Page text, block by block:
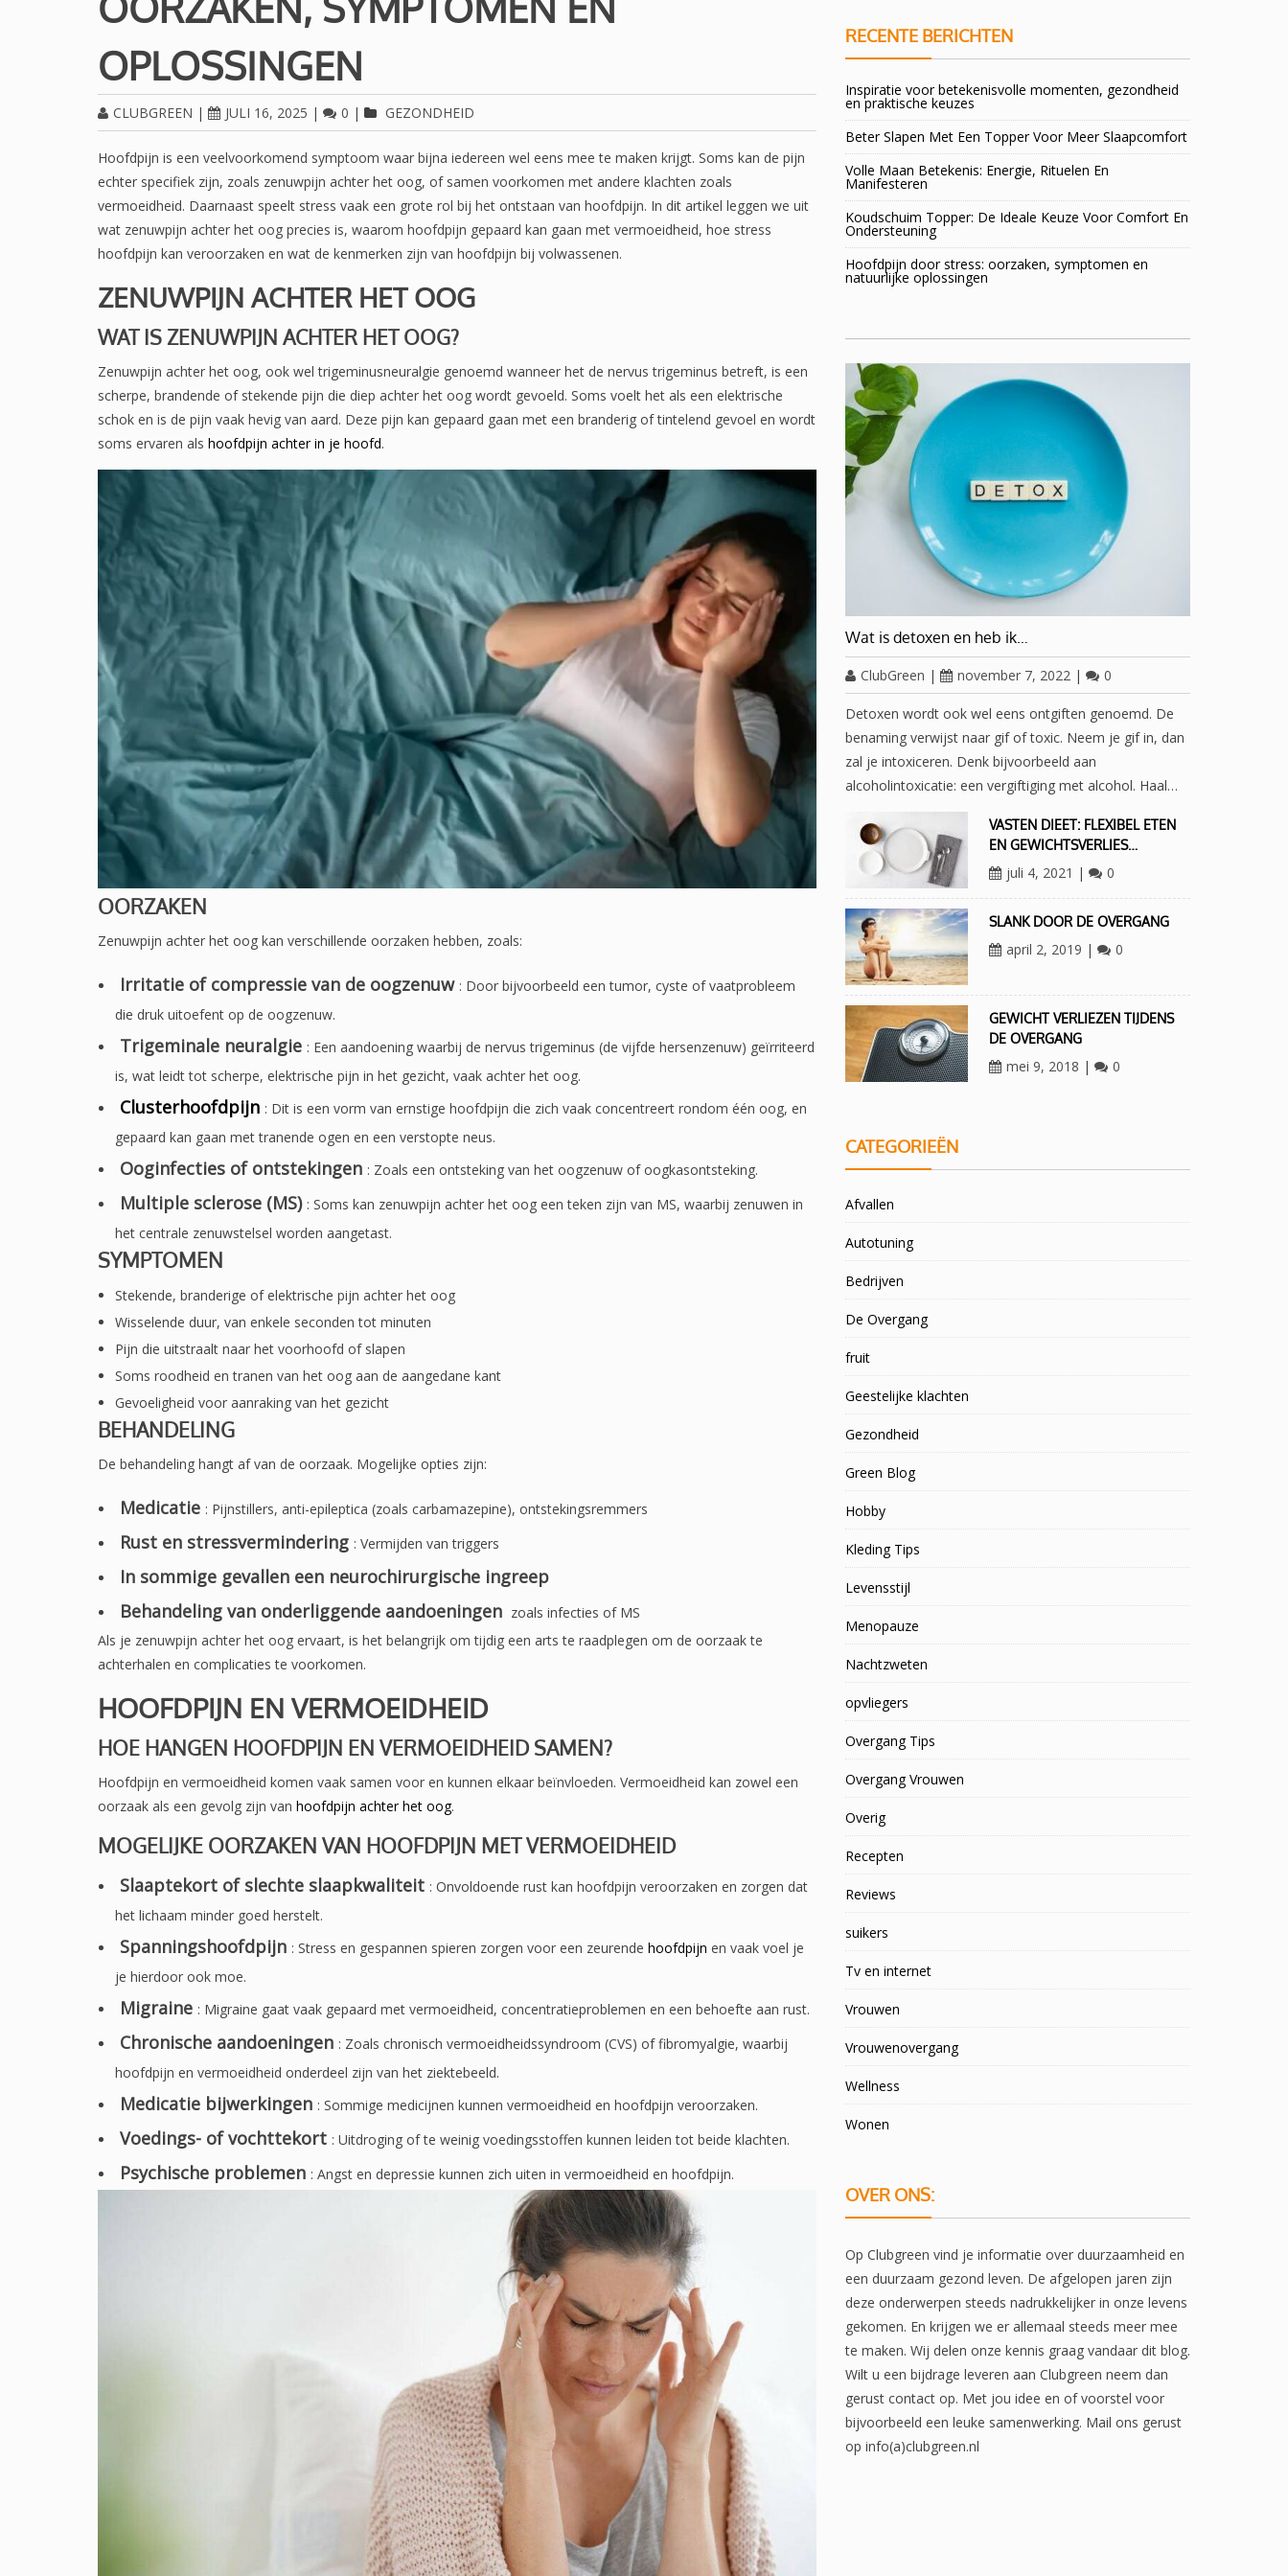
OPLOSSINGEN
CLUBGREEN | JULI 16, 2025 | 0 | GEZONDHEID
Hoofdpijn is een veelvoorkomend symptoom waar bijna iedereen wel eens mee te maken krijgt. Soms kan de pijn
echter specifiek zijn, zoals zenuwpijn achter het oog, of samen voorkomen met andere klachten zoals
vermoeidheid. Daarnaast speelt stress vaak een grote rol bij het ontstaan van hoofdpijn. In dit artikel leggen we uit
wat zenuwpijn achter het oog precies is, waarom hoofdpijn gepaard kan gaan met vermoeidheid, hoe stress
hoofdpijn kan veroorzaken en wat de kenmerken zijn van hoofdpijn bij volwassenen.
ZENUWPIJN ACHTER HET OOG
WAT IS ZENUWPIJN ACHTER HET OOG?
Zenuwpijn achter het oog, ook wel trigeminusneuralgie genoemd wanneer het de nervus trigeminus betreft, is een
scherpe, brandende of stekende pijn die diep achter het oog wordt gevoeld. Soms voelt het als een elektrische
schok en is de pijn vaak hevig van aard. Deze pijn kan gepaard gaan met een branderig of tintelend gevoel en wordt
soms ervaren als hoofdpijn achter in je hoofd.
OORZAKEN
Zenuwpijn achter het oog kan verschillende oorzaken hebben, zoals:
Irritatie of compressie van de oogzenuw : Door bijvoorbeeld een tumor, cyste of vaatprobleem
die druk uitoefent op de oogzenuw.
Trigeminale neuralgie : Een aandoening waarbij de nervus trigeminus (de vijfde hersenzenuw) geïrriteerd
is, wat leidt tot scherpe, elektrische pijn in het gezicht, vaak achter het oog.
Clusterhoofdpijn : Dit is een vorm van ernstige hoofdpijn die zich vaak concentreert rondom één oog, en
gepaard kan gaan met tranende ogen en een verstopte neus.
Ooginfecties of ontstekingen : Zoals een ontsteking van het oogzenuw of oogkasontsteking.
Multiple sclerose (MS) : Soms kan zenuwpijn achter het oog een teken zijn van MS, waarbij zenuwen in
het centrale zenuwstelsel worden aangetast.
SYMPTOMEN
Stekende, branderige of elektrische pijn achter het oog
Wisselende duur, van enkele seconden tot minuten
Pijn die uitstraalt naar het voorhoofd of slapen
Soms roodheid en tranen van het oog aan de aangedane kant
Gevoeligheid voor aanraking van het gezicht
BEHANDELING
De behandeling hangt af van de oorzaak. Mogelijke opties zijn:
Medicatie : Pijnstillers, anti-epileptica (zoals carbamazepine), ontstekingsremmers
Rust en stressvermindering : Vermijden van triggers
In sommige gevallen een neurochirurgische ingreep
Behandeling van onderliggende aandoeningen zoals infecties of MS
Als je zenuwpijn achter het oog ervaart, is het belangrijk om tijdig een arts te raadplegen om de oorzaak te
achterhalen en complicaties te voorkomen.
HOOFDPIJN EN VERMOEIDHEID
HOE HANGEN HOOFDPIJN EN VERMOEIDHEID SAMEN?
Hoofdpijn en vermoeidheid komen vaak samen voor en kunnen elkaar beïnvloeden. Vermoeidheid kan zowel een
oorzaak als een gevolg zijn van hoofdpijn achter het oog.
MOGELIJKE OORZAKEN VAN HOOFDPIJN MET VERMOEIDHEID
Slaaptekort of slechte slaapkwaliteit : Onvoldoende rust kan hoofdpijn veroorzaken en zorgen dat
het lichaam minder goed herstelt.
Spanningshoofdpijn : Stress en gespannen spieren zorgen voor een zeurende hoofdpijn en vaak voel je
je hierdoor ook moe.
Migraine : Migraine gaat vaak gepaard met vermoeidheid, concentratieproblemen en een behoefte aan rust.
Chronische aandoeningen : Zoals chronisch vermoeidheidssyndroom (CVS) of fibromyalgie, waarbij
hoofdpijn en vermoeidheid onderdeel zijn van het ziektebeeld.
Medicatie bijwerkingen : Sommige medicijnen kunnen vermoeidheid en hoofdpijn veroorzaken.
Voedings- of vochttekort : Uitdroging of te weinig voedingsstoffen kunnen leiden tot beide klachten.
Psychische problemen : Angst en depressie kunnen zich uiten in vermoeidheid en hoofdpijn.
RECENTE BERICHTEN
Inspiratie voor betekenisvolle momenten, gezondheid
en praktische keuzes
Beter Slapen Met Een Topper Voor Meer Slaapcomfort
Volle Maan Betekenis: Energie, Rituelen En
Manifesteren
Koudschuim Topper: De Ideale Keuze Voor Comfort En
Ondersteuning
Hoofdpijn door stress: oorzaken, symptomen en
natuurlijke oplossingen
Wat is detoxen en heb ik…
ClubGreen | november 7, 2022 | 0
Detoxen wordt ook wel eens ontgiften genoemd. De
benaming verwijst naar gif of toxic. Neem je gif in, dan
zal je intoxiceren. Denk bijvoorbeeld aan
alcoholintoxicatie: een vergiftiging met alcohol. Haal…
VASTEN DIEET: FLEXIBEL ETEN
EN GEWICHTSVERLIES…
juli 4, 2021 | 0
SLANK DOOR DE OVERGANG
april 2, 2019 | 0
GEWICHT VERLIEZEN TIJDENS
DE OVERGANG
mei 9, 2018 | 0
CATEGORIEËN
Afvallen
Autotuning
Bedrijven
De Overgang
fruit
Geestelijke klachten
Gezondheid
Green Blog
Hobby
Kleding Tips
Levensstijl
Menopauze
Nachtzweten
opvliegers
Overgang Tips
Overgang Vrouwen
Overig
Recepten
Reviews
suikers
Tv en internet
Vrouwen
Vrouwenovergang
Wellness
Wonen
OVER ONS:
Op Clubgreen vind je informatie over duurzaamheid en
een duurzaam gezond leven. De afgelopen jaren zijn
deze onderwerpen steeds nadrukkelijker in onze levens
gekomen. En krijgen we er allemaal steeds meer mee
te maken. Wij delen onze kennis graag vandaar dit blog.
Wilt u een bijdrage leveren aan Clubgreen neem dan
gerust contact op. Met jou idee en of voorstel voor
bijvoorbeeld een leuke samenwerking. Mail ons gerust
op info(a)clubgreen.nl